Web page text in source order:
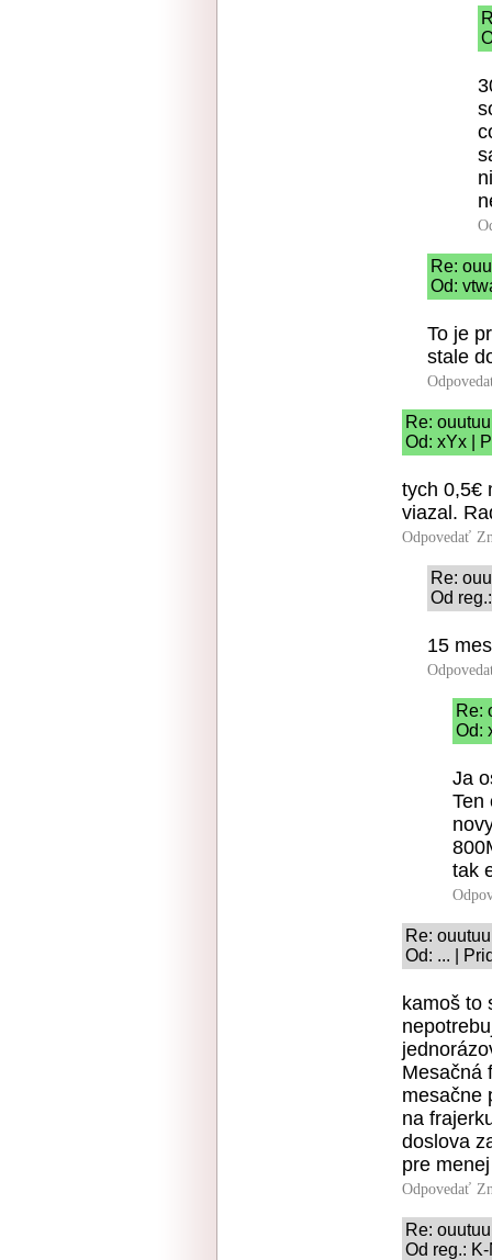
Re:
Od:
To je
stale
Re: ouutuu
Od: xYx |
tych 0,5€
viazal.
Odpovedať
Re:
Od
15
Re:
Od:
Ja
Ten
tak
Re: ouutuu
Od: ... |
kamoš to
Mesačná
mesačne
na
doslova
pre
Odpovedať
Re: ouutuu
Od reg.: